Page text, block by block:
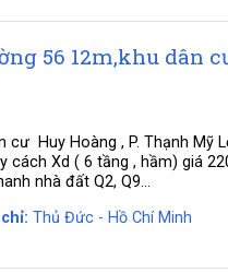
56 12m,khu dân
Huy Hoàng , P. Thạnh Mỹ
cách Xd ( 6 tầng , hầm) giá
nhà đất Q2, Q9…
Thủ Đức - Hồ Chí Minh